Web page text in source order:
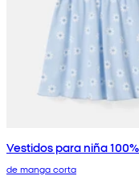
Vestidos para niña
de manga corta